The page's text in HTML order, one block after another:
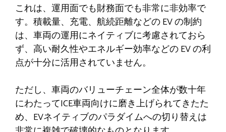
これは、運用面でも財務面でも非常に非効率で
す。積載量、充電、航続距離などの EV の制約
は、車両の運用にネイティブに考慮されておら
ず、高い耐久性やエネルギー効率などの EV の利
点が十分に活用されていません。
ただし、車両のバリューチェーン全体が数十年
にわたってICE車両向けに磨き上げられてきたた
め、EVネイティブのパラダイムへの切り替えは